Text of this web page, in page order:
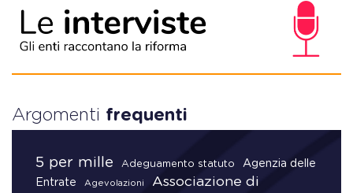
Argomenti frequenti
5 per mille Adeguamento statuto
Agenzia delle
Entrate
Agevolazioni
Associazione di